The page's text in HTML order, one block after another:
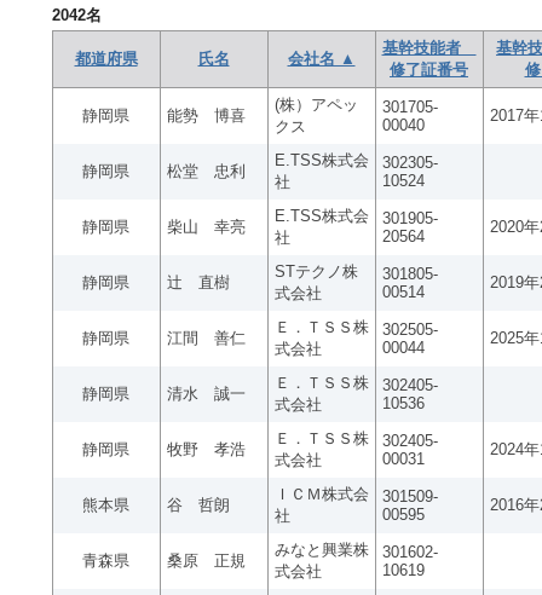
2042名
都道府県 氏名 会社名 ▲
基幹技能者
修了証番号
基幹
静岡県 能勢 博喜
(株）アペッ
クス
301705-
00040
2017
静岡県 松堂 忠利
E.TSS株式会
社
302305-
10524
静岡県 柴山 幸亮
E.TSS株式会
社
301905-
20564
2020
静岡県 辻 直樹
STテクノ株
式会社
301805-
00514
2019
静岡県 江間 善仁
Ｅ．ＴＳＳ株
式会社
302505-
00044
2025
静岡県 清水 誠一
Ｅ．ＴＳＳ株
式会社
302405-
10536
静岡県 牧野 孝浩
Ｅ．ＴＳＳ株
式会社
302405-
00031
2024
熊本県 谷 哲朗
ＩＣＭ株式会
社
301509-
00595
2016
青森県 桑原 正規
みなと興業株
式会社
301602-
10619